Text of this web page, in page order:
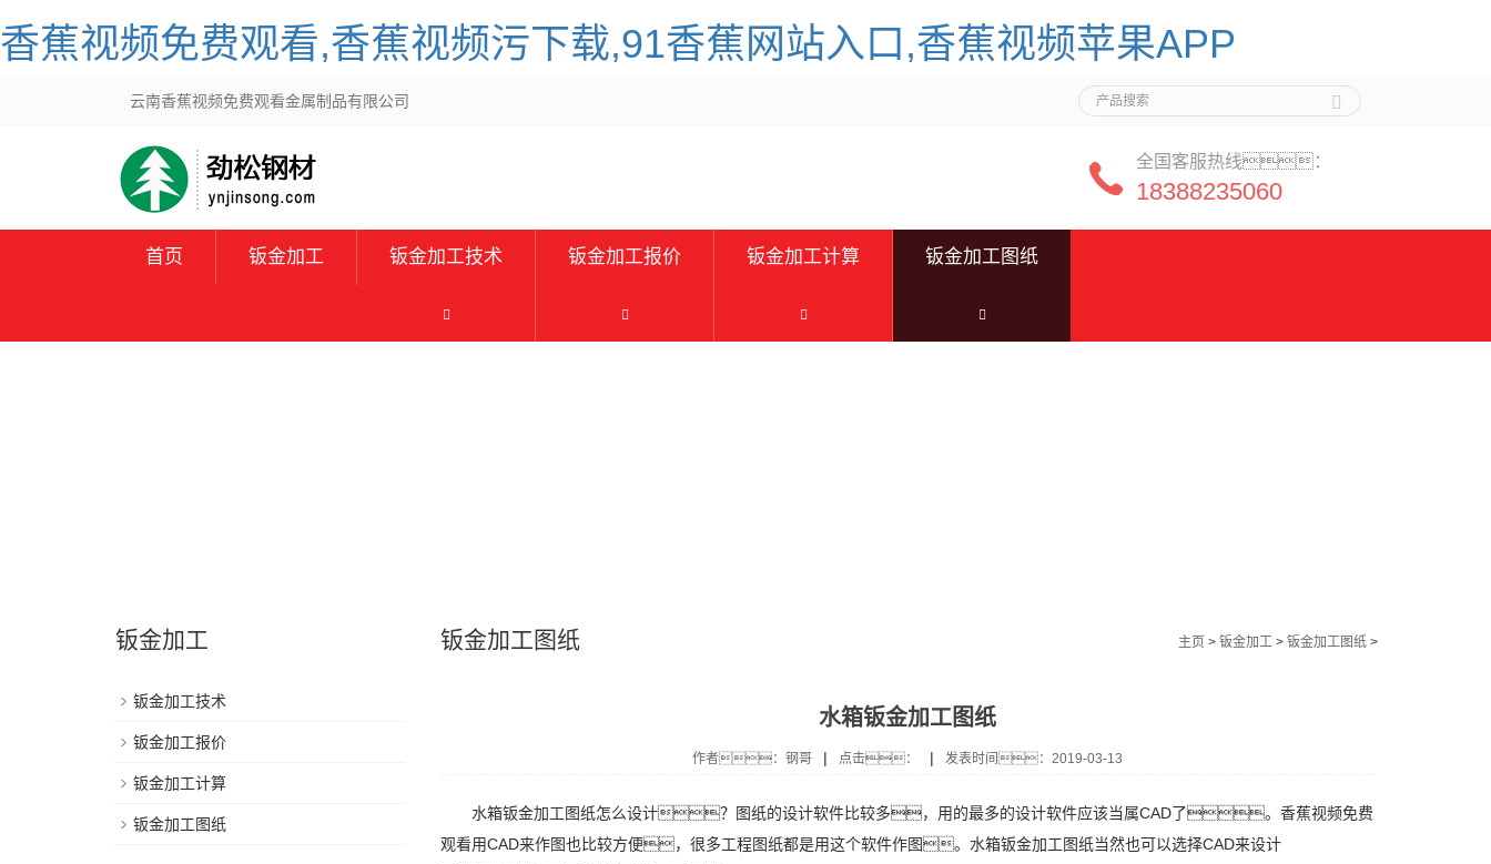
香蕉视频免费观看,香蕉视频污下载,91香蕉网站入口,香蕉视频苹果APP
云南香蕉视频免费观看金属制品有限公司
全国客服热线：
18388235060
首页 钣金加工 钣金加工技术 钣金加工报价 钣金加工计算 钣金加工图纸
钣金加工图纸 主页 > 钣金加工 > 钣金加工图纸 >
水箱钣金加工图纸
作者：钢哥 | 点击： | 发表时间：2019-03-13
水箱钣金加工图纸怎么设计？图纸的设计软件比较多，用的最多的设计软件应该当属CAD了。香蕉视频免费
观看用CAD来作图也比较方便，很多工程图纸都是用这个软件作图。水箱钣金加工图纸当然也可以选择CAD来设计
钣金加工
钣金加工技术
钣金加工报价
钣金加工计算
钣金加工图纸